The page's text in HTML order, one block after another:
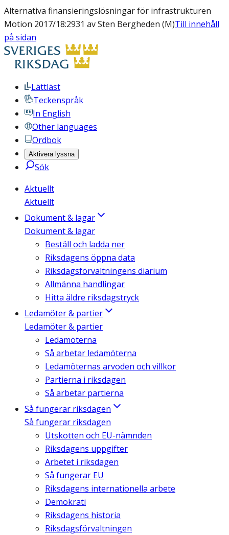
Alternativa finansieringslösningar för infrastrukturen
Motion 2017/18:2931 av Sten Bergheden (M)Till innehåll
på sidan
Lättläst
Teckenspråk
In English
Other languages
Ordbok
Aktivera lyssna
Sök
Aktuellt
Aktuellt
Dokument & lagar
Dokument & lagar
Beställ och ladda ner
Riksdagens öppna data
Riksdagsförvaltningens diarium
Allmänna handlingar
Hitta äldre riksdagstryck
Ledamöter & partier
Ledamöter & partier
Ledamöterna
Så arbetar ledamöterna
Ledamöternas arvoden och villkor
Partierna i riksdagen
Så arbetar partierna
Så fungerar riksdagen
Så fungerar riksdagen
Utskotten och EU-nämnden
Riksdagens uppgifter
Arbetet i riksdagen
Så fungerar EU
Riksdagens internationella arbete
Demokrati
Riksdagens historia
Riksdagsförvaltningen